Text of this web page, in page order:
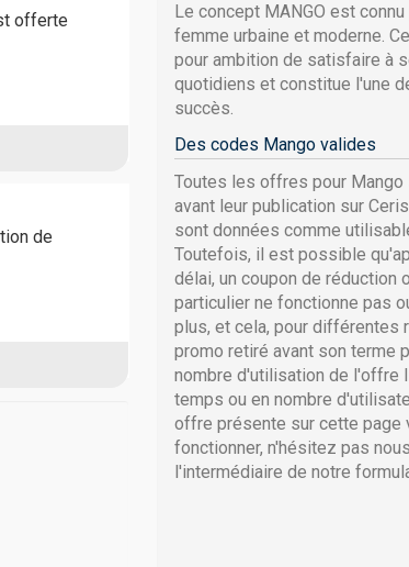
offerte
de
Le concept MANGO est
femme urbaine et moderne.
pour ambition de satisfaire à
quotidiens et constitue l'une
succès.
Des codes Mango valides
Toutes les offres pour
avant leur publication sur
sont données comme
Toutefois, il est possible
délai, un coupon de réduction
particulier ne fonctionne pas
plus, et cela, pour différentes
promo retiré avant son terme
nombre d'utilisation de l'offre
temps ou en nombre
offre présente sur cette page
fonctionner, n'hésitez pas
l'intermédiaire de notre